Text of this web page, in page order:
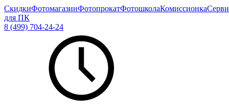
СкидкиФотомагазинФотопрокатФотошколаКомиссионка
для ПК
8 (499) 704-24-24